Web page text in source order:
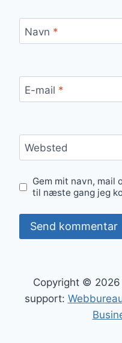
Navn *
E-mail *
Websted
Gem mit navn, mail
til næste gang jeg
Copyright ©
support: